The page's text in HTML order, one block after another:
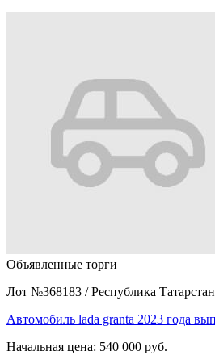
Объявленные торги
Лот №368183 / Республика Татарстан
Автомобиль lada granta 2023 года
Начальная цена: 540 000 руб.